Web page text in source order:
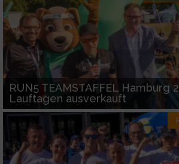
RUN5 TEAMSTAFFEL Hamburg
Lauftagen ausverkauft